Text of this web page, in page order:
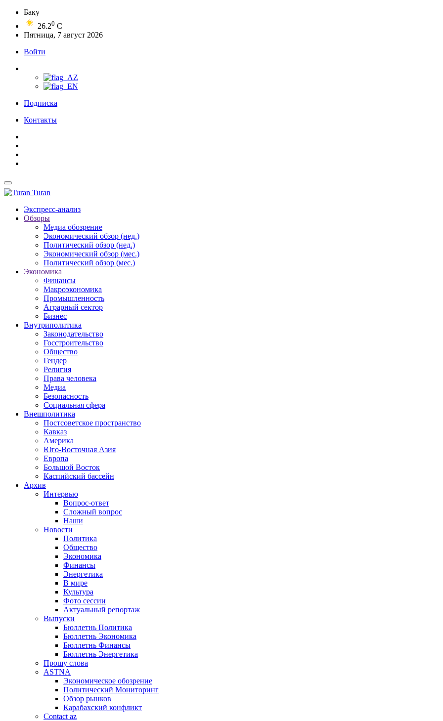
Баку
26.20 C
Пятница, 7 август 2026
Войти
Подписка
Контакты
Turan
Экспресс-анализ
Обзоры
Медиа обозрение
Экономический обзор (нед.)
Политический обзор (нед.)
Экономический обзор (мес.)
Политический обзор (мес.)
Экономика
Финансы
Макроэкономика
Промышленность
Аграрный сектор
Бизнес
Внутриполитика
Законодательство
Госстроительство
Общество
Гендер
Религия
Права человека
Медиа
Безопасность
Социальная сфера
Внешполитика
Постсоветское пространство
Кавказ
Америка
Юго-Восточная Азия
Европа
Большой Восток
Каспийский бассейн
Архив
Интервью
Вопрос-ответ
Сложный вопрос
Наши
Новости
Политика
Общество
Экономика
Финансы
Энергетика
В мире
Культура
Фото сессии
Актуальный репортаж
Выпуски
Бюллетнь Политика
Бюллетнь Экономика
Бюллетнь Финансы
Бюллетнь Энергетика
Прошу слова
ASTNA
Экономическое обозрение
Политический Мониторинг
Обзор рынков
Карабахский конфликт
Contact az